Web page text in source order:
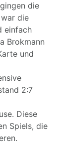
die
die
einfach
Brokmann
und
2:7
Diese
Spiels, die